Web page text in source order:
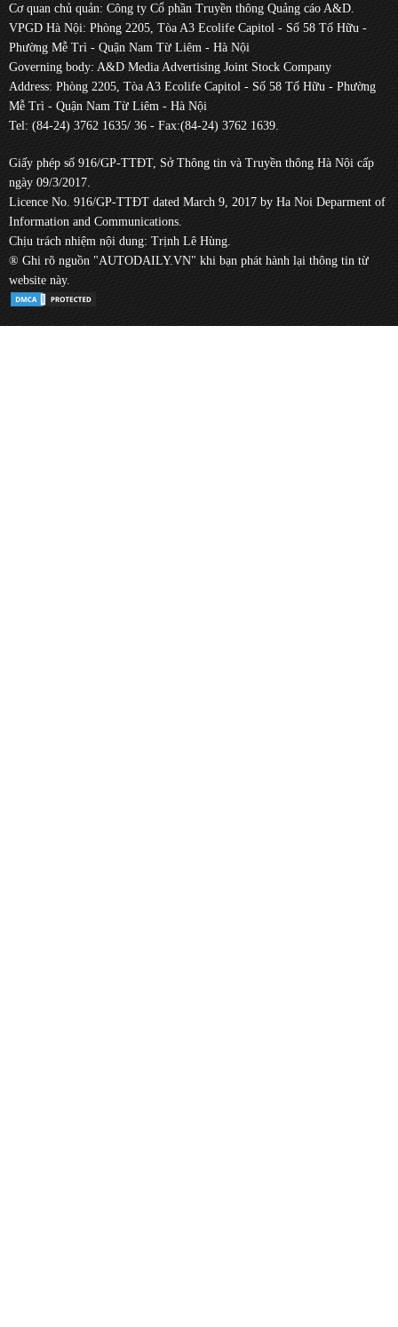
Cơ quan chủ quản: Công ty Cổ phần Truyền thông Quảng cáo A&D.
VPGD Hà Nội: Phòng 2205, Tòa A3 Ecolife Capitol - Số 58 Tố Hữu -
Phường Mễ Trì - Quận Nam Từ Liêm - Hà Nội
Governing body: A&D Media Advertising Joint Stock Company
Address: Phòng 2205, Tòa A3 Ecolife Capitol - Số 58 Tố Hữu - Phường
Mễ Trì - Quận Nam Từ Liêm - Hà Nội
Tel: (84-24) 3762 1635/ 36 - Fax:(84-24) 3762 1639.
Giấy phép số 916/GP-TTĐT, Sở Thông tin và Truyền thông Hà Nội cấp
ngày 09/3/2017.
Licence No. 916/GP-TTĐT dated March 9, 2017 by Ha Noi Deparment of
Information and Communications.
Chịu trách nhiệm nội dung: Trịnh Lê Hùng.
® Ghi rõ nguồn "AUTODAILY.VN" khi bạn phát hành lại thông tin từ
website này.